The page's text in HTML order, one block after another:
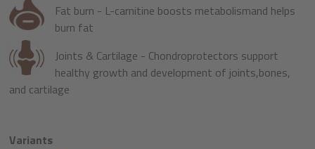
Fat burn - L-carnitine boosts metabolismand helps
burn fat
Joints & Cartilage - Chondroprotectors support
healthy growth and development of joints,bones,
and cartilage
Variants